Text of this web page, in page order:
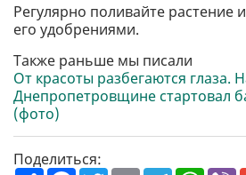
Регулярно поливайте растение
его удобрениями.
Также раньше мы писали
От красоты разбегаются глаза.
Днепропетровщине стартовал
(фото)
Поделиться: